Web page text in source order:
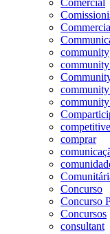
community
comprar
Concurso
Concurso
Concursos
consultant